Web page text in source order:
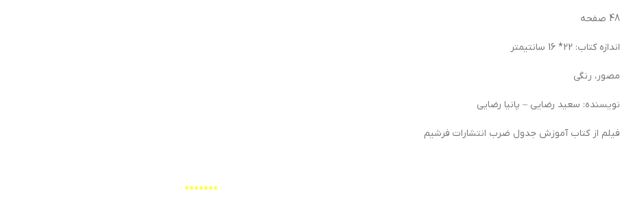
48 صفحه
اندازه کتاب: 22* 16 سانتیمتر
مصور، رنگی
نویسنده: سعید رضایی – پانیا رضایی
فیلم از کتاب آموزش جدول ضرب انتشارات فرشیم
*******